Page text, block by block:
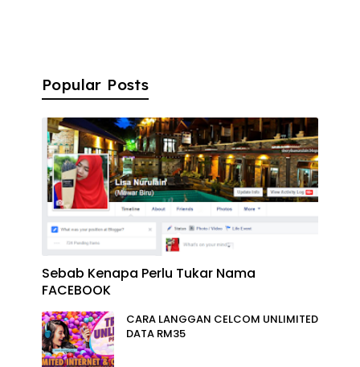
Popular Posts
Sebab Kenapa Perlu Tukar Nama
FACEBOOK
CARA LANGGAN CELCOM UNLIMITED
DATA RM35